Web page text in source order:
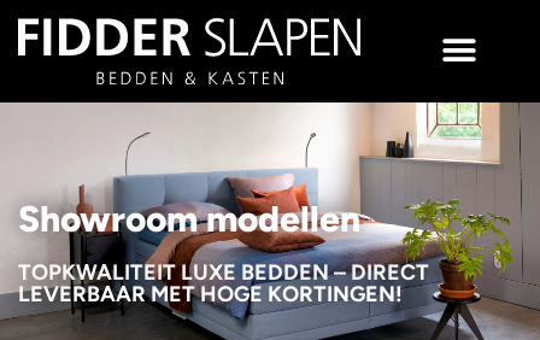
Showroom modellen
TOPKWALITEIT LUXE BEDDEN – DIRECT
LEVERBAAR MET HOGE KORTINGEN!